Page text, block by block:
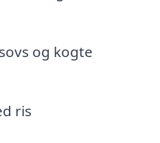
og kogte
ris